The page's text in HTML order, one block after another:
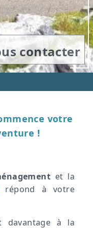
contacter
votre
!
et la
répond à votre
davantage à la